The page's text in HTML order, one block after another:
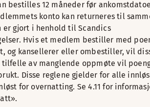
bestilles 12 måneder før
konto kan returneres til
er gjort i henhold til Scandics
Hvis et medlem bestiller med
og kansellerer eller ombestiller, vil
tilfelle av manglende oppmøte vil
Disse reglene gjelder for alle
for overnatting. Se 4.11 for